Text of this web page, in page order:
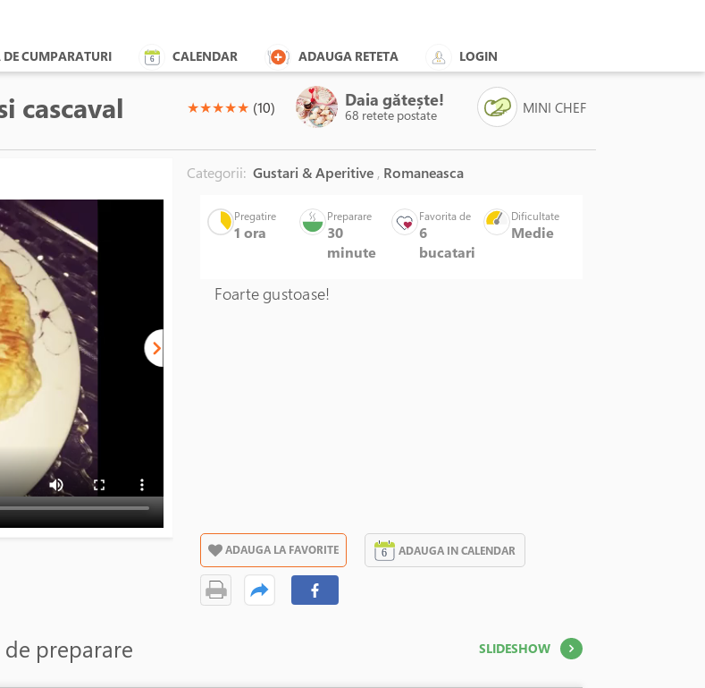
DE CUMPARATURI CALENDAR ADAUGA RETETA LOGIN
cascaval (*)
★(*)
★(*)
★(*)
★(*)
★ (10) Daia gătește!
68 retete postate MINI CHEF
Westmark
Categorii: Gustari & Aperitive , Romaneasca
Pregatire
1 ora
Preparare
30
minute
Favorita de
6
bucatari
Dificultate
Medie
Foarte gustoase!
ADAUGA LA FAVORITE ADAUGA IN CALENDAR
preparare SLIDESHOW